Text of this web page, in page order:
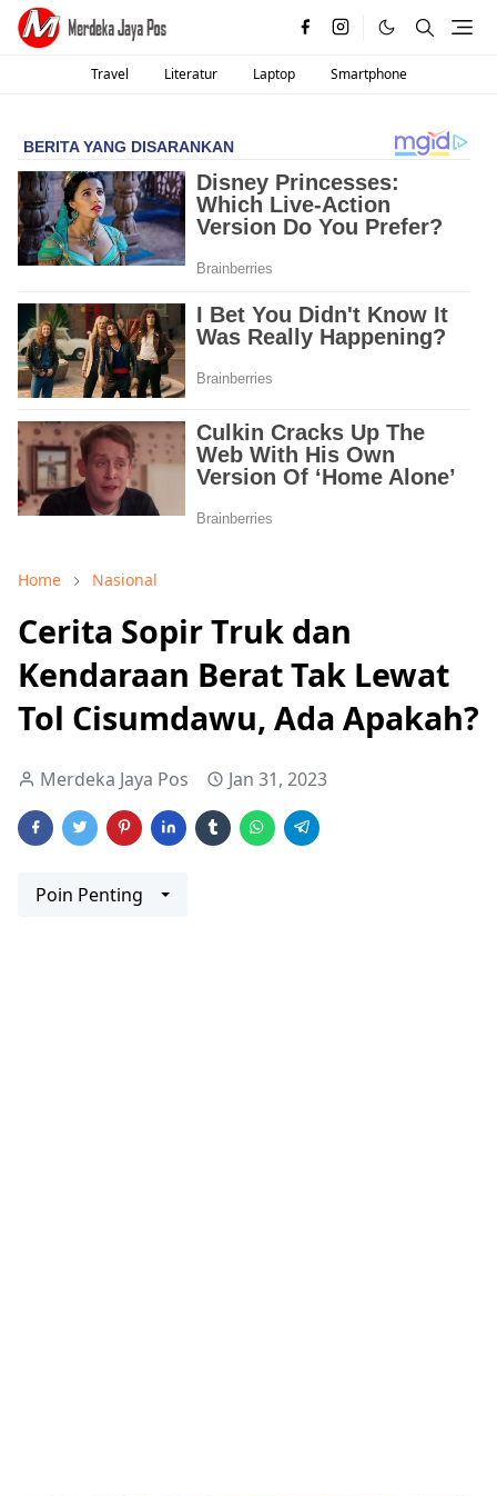
Travel Literatur Laptop Smartphone
Home Nasional
Cerita Sopir Truk dan
Kendaraan Berat Tak Lewat
Tol Cisumdawu, Ada Apakah?
Merdeka Jaya Pos Jan 31, 2023
Poin Penting